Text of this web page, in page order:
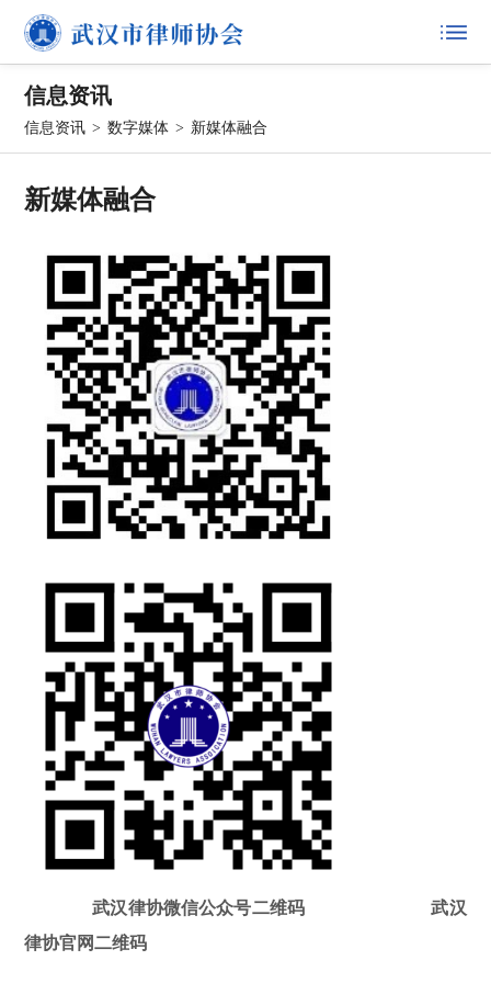
信息资讯
信息资讯 > 数字媒体 > 新媒体融合
新媒体融合
武汉律协微信公众号二维码 武汉
律协官网二维码